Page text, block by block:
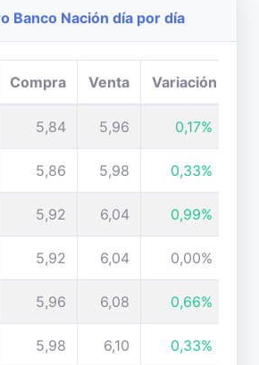
Banco Nación día por día
Compra Venta Variación
5,84 5,96 0,17%
5,86 5,98 0,33%
5,92 6,04 0,99%
5,92 6,04 0,00%
5,96 6,08 0,66%
5,98 6,10 0,33%